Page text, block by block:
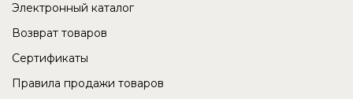
Электронный каталог
Возврат товаров
Сертификаты
Правила продажи товаров